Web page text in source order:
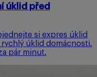
úklid před
si expres úklid
úklid domácnosti.
pár minut.